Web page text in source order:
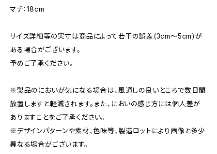
マチ：18cm
サイズ詳細等の実寸は商品によって若干の誤差(3cm〜5cm)が
ある場合がございます。
予めご了承ください。
※製品のにおいが気になる場合は、風通しの良いところで数日間
放置しますと軽減されます。また、においの感じ方には個人差が
ありますことをご了承ください。
※デザインパターンや素材、色味等、製造ロットにより画像と多少
異なる場合がございます。